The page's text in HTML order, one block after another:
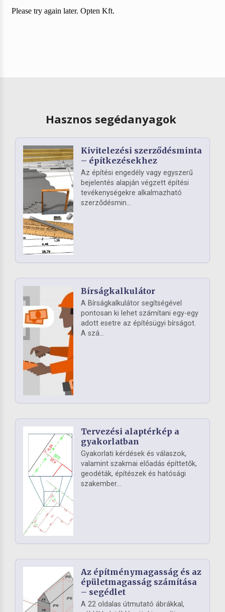
Hasznos segédanyagok
Kivitelezési szerződésminta
– építkezésekhez
Az építési engedély vagy egyszerű
bejelentés alapján végzett építési
tevékenységekre alkalmazható
szerződésmin...
Bírságkalkulátor
A Bírságkalkulátor segítségével
pontosan ki lehet számítani egy-egy
adott esetre az építésügyi bírságot.
A szá...
Tervezési alaptérkép a
gyakorlatban
Gyakorlati kérdések és válaszok,
valamint szakmai előadás építtetők,
geodéták, építészek és hatósági
szakember...
Az építménymagasság és az
épületmagasság számítása
– segédlet
A 22 oldalas útmutató ábrákkal,